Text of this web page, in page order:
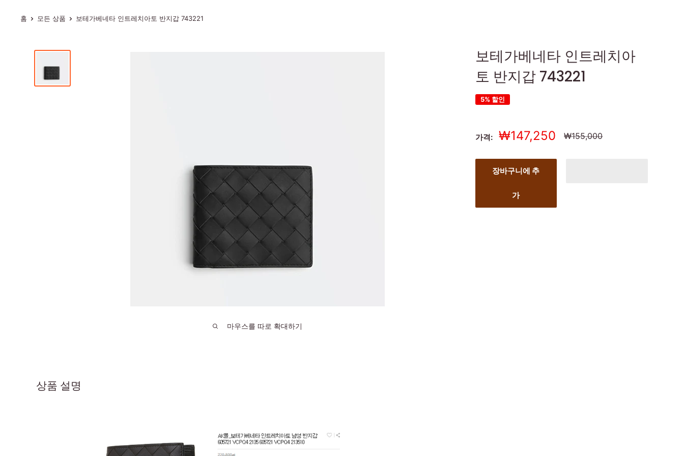
홈 모든 상품 보테가베네타 인트레치아토 반지갑 743221
마우스를 따로 확대하기
보테가베네타 인트레치아
토 반지갑 743221
5% 할인
가격:
세
가
₩147,250
정
₩155,000
장바구니에 추
가
상품 설명